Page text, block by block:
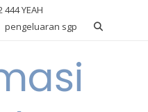
444 YEAH
pengeluaran sgp